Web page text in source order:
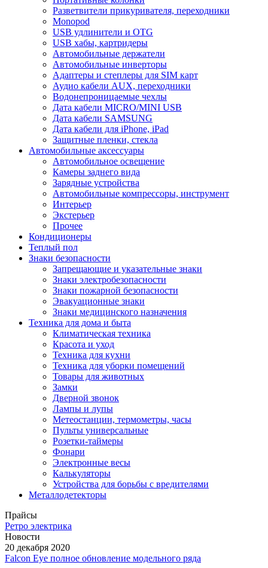
Разветвители прикуривателя, переходники
Monopod
USB удлинители и OTG
USB хабы, картридеры
Автомобильные держатели
Автомобильные инверторы
Адаптеры и степлеры для SIM карт
Аудио кабели AUX, переходники
Водонепроницаемые чехлы
Дата кабели MICRO/MINI USB
Дата кабели SAMSUNG
Дата кабели для iPhone, iPad
Защитные пленки, стекла
Автомобильные аксессуары
Автомобильное освещение
Камеры заднего вида
Зарядные устройства
Автомобильные компрессоры, инструмент
Интерьер
Экстерьер
Прочее
Кондиционеры
Теплый пол
Знаки безопасности
Запрещающие и указательные знаки
Знаки электробезопасности
Знаки пожарной безопасности
Эвакуационные знаки
Знаки медицинского назначения
Техника для дома и быта
Климатическая техника
Красота и уход
Техника для кухни
Техника для уборки помещений
Товары для животных
Замки
Дверной звонок
Лампы и лупы
Метеостанции, термометры, часы
Пульты универсальные
Розетки-таймеры
Фонари
Электронные весы
Калькуляторы
Устройства для борьбы с вредителями
Металлодетекторы
Прайсы
Ретро электрика
Новости
20 декабря 2020
Falcon Eye полное обновление модельного ряда